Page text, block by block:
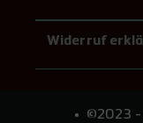
Widerruf
©2023 -